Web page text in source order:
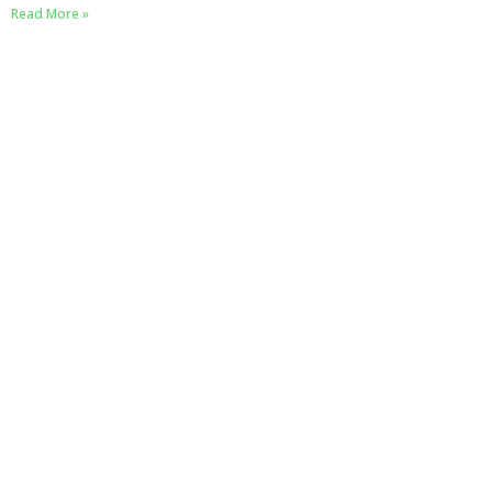
Read More »